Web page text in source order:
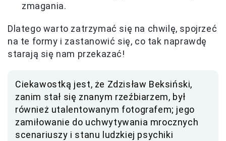
zmagania.
Dlatego warto zatrzymać się na chwilę, spojrzeć
na te formy i zastanowić się, co tak naprawdę
starają się nam przekazać!
Ciekawostką jest, że Zdzisław Beksiński,
zanim stał się znanym rzeźbiarzem, był
również utalentowanym fotografem; jego
zamiłowanie do uchwytywania mrocznych
scenariuszy i stanu ludzkiej psychiki